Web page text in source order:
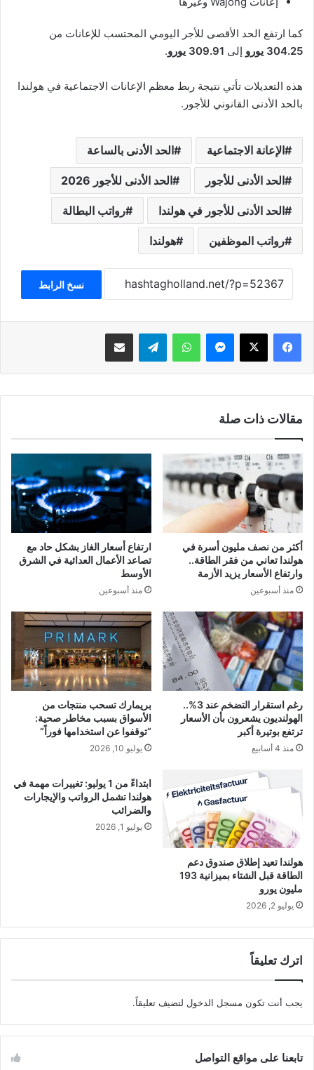
كما ارتفع الحد الأقصى للأجر اليومي المحتسب للإعانات من
304.25 يورو
إلى 309.91 يورو .
هذه التعديلات تأتي نتيجة ربط معظم الإعانات الاجتماعية في هولندا
بالحد الأدنى القانوني للأجور.
الإعانة الاجتماعية الحد الأدنى بالساعة
الحد الأدنى للأجور الحد الأدنى للأجور 2026
الحد الأدنى للأجور في هولندا رواتب البطالة
رواتب الموظفين هولندا
نسخ الرابط
فيسبوك ‫X ماسنجر واتساب تيلقرام مشاركة عبر البريد
مقالات ذات صلة
أكثر من نصف مليون أسرة في
هولندا تعاني من فقر الطاقة..
وارتفاع الأسعار يزيد الأزمة
منذ أسبوعين
ارتفاع أسعار الغاز بشكل حاد مع
تصاعد الأعمال العدائية في الشرق
الأوسط
منذ أسبوعين
رغم استقرار التضخم عند 3%..
الهولنديون يشعرون بأن الأسعار
ترتفع بوتيرة أكبر
منذ 4 أسابيع
بريمارك تسحب منتجات من
الأسواق بسبب مخاطر صحية:
“توقفوا عن استخدامها فوراً”
يوليو 10, 2026
هولندا تعيد إطلاق صندوق دعم
الطاقة قبل الشتاء بميزانية 193
مليون يورو
يوليو 2, 2026
ابتداءً من 1 يوليو: تغييرات مهمة في
هولندا تشمل الرواتب والإيجارات
والضرائب
يوليو 1, 2026
اترك تعليقاً
يجب أنت تكون مسجل الدخول لتضيف تعليقاً.
تابعنا على مواقع التواصل